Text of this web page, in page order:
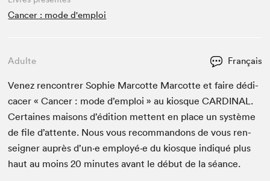
Cancer : mode d'emploi
Adulte Français
Venez ren­con­tr­er Sophie Mar­cotte Mar­cotte et faire dédi­
cac­er « Can­cer : mode d’em­ploi » au kiosqueCAR­DI­NAL.
Cer­taines maisons d’édi­tion met­tent en place un sys­tème
de file d’at­tente. Nous vous recom­man­dons de vous ren­
seign­er auprès d’un·e employé·e du kiosque indiqué plus
haut au moins20 min­utes avant le début de la séance.